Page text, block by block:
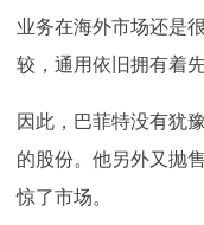
业务在海外市场还是
较，通用依旧拥有着
因此，巴菲特没有犹
的股份。他另外又抛
惊了市场。